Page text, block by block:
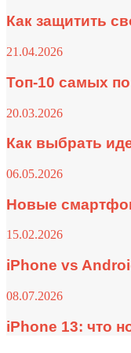
Как защитить
21.04.2026
Топ-10 самых
20.03.2026
Как выбрать
06.05.2026
Новые
15.02.2026
iPhone vs
08.07.2026
iPhone 13: что